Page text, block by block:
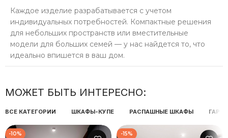
Каждое изделие разрабатывается с учетом
индивидуальных потребностей. Компактные решения
для небольших пространств или вместительные
модели для больших семей — у нас найдется то, что
идеально впишется в ваш дом.
МОЖЕТ БЫТЬ ИНТЕРЕСНО:
ВСЕ КАТЕГОРИИ ШКАФЫ-КУПЕ РАСПАШНЫЕ ШКАФЫ
-10% -15%